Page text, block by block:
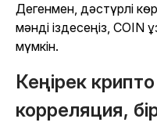
Дегенмен, дәстүрлі
мәнді іздесеңіз, COIN
мүмкін.
Кеңірек
корреляция,